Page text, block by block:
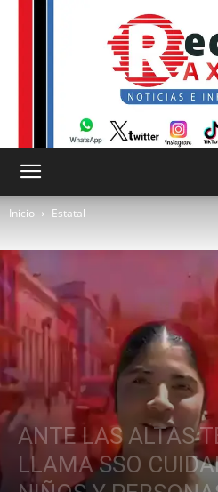
Inicio Estatal
ANTE LAS ALTAS
LLAMA SSO